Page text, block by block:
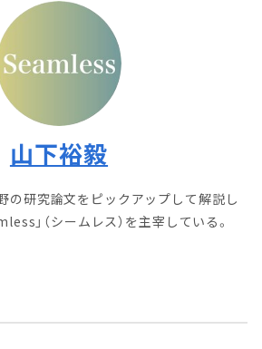
山下裕毅
の研究論文をピックアップして解説し
」（シームレス）を主宰している。